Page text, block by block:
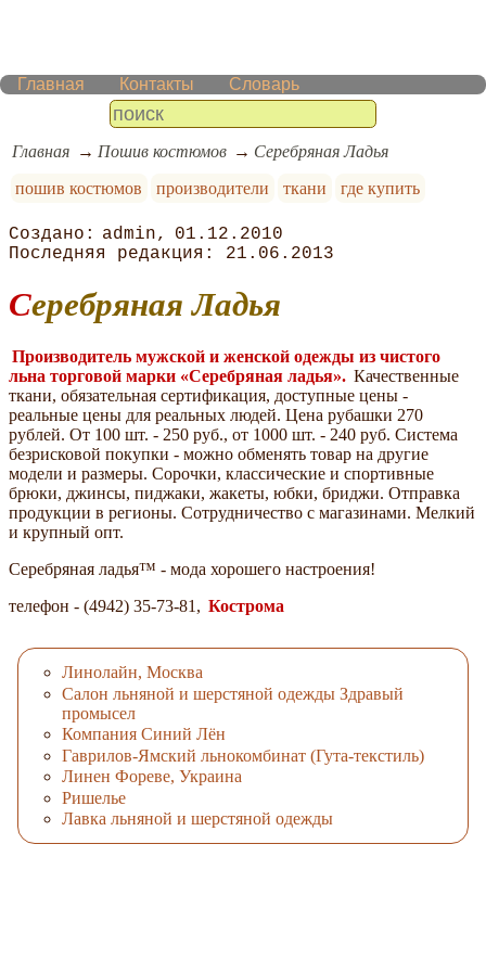
Главная Контакты Словарь
Главная Пошив костюмов
Серебряная Ладья
пошив костюмов
производители ткани где купить
admin
01.12.2010
21.06.2013
Серебряная Ладья
Производитель мужской и женской одежды из чистого
льна торговой марки «Серебряная ладья». Качественные
ткани, обязательная сертификация, доступные цены -
реальные цены для реальных людей. Цена рубашки 270
рублей. От 100 шт. - 250 руб., от 1000 шт. - 240 руб. Система
безрисковой покупки - можно обменять товар на другие
модели и размеры. Сорочки, классические и спортивные
брюки, джинсы, пиджаки, жакеты, юбки, бриджи. Отправка
продукции в регионы. Сотрудничество с магазинами. Мелкий
и крупный опт.
Серебряная ладья™ - мода хорошего настроения!
телефон - (4942) 35-73-81, Кострома
Линолайн, Москва
Салон льняной и шерстяной одежды Здравый
промысел
Компания Синий Лён
Гаврилов-Ямский льнокомбинат (Гута-текстиль)
Линен Фореве, Украина
Ришелье
Лавка льняной и шерстяной одежды